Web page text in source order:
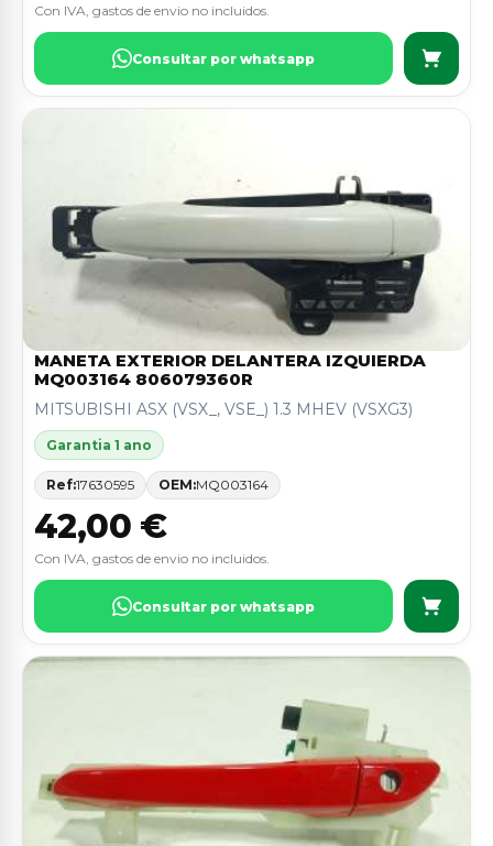
Con IVA, gastos de envio no incluidos.
Consultar por whatsapp
MANETA EXTERIOR DELANTERA IZQUIERDA
MQ003164 806079360R
MITSUBISHI ASX (VSX_, VSE_) 1.3 MHEV (VSXG3)
Garantia 1 ano
Ref:17630595 OEM:MQ003164
42,00 €
Con IVA, gastos de envio no incluidos.
Consultar por whatsapp